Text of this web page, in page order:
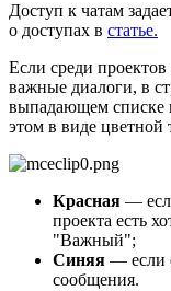
Доступ к чатам
о доступах в статье.
Если среди
важные диалоги, в
выпадающем списке
этом в виде цветной
Красная —
проекта есть
"Важный";
Синяя — если
сообщения.